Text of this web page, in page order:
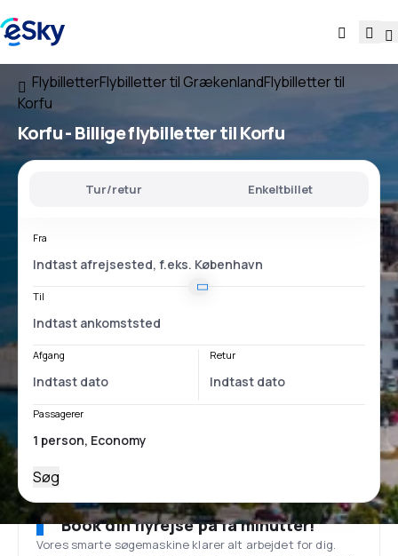
FlybilletterFlybilletter til GrækenlandFlybilletter til
Korfu
Korfu - Billige flybilletter til Korfu
Tur/retur Enkeltbillet
Fra
Til
Afgang Retur
Passagerer
Søg
Book din flyrejse på få minutter!
Vores smarte søgemaskine klarer alt arbejdet for dig.